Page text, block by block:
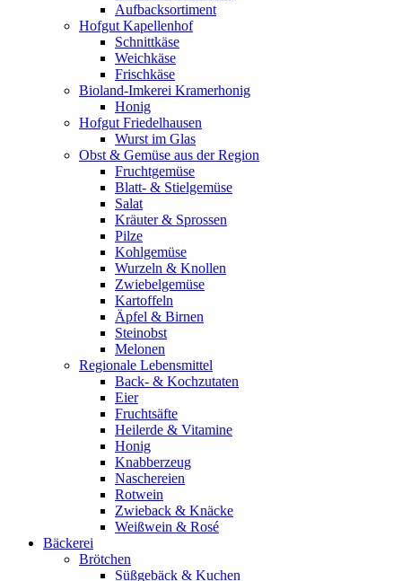
Aufbacksortiment
Hofgut Kapellenhof
Schnittkäse
Weichkäse
Frischkäse
Bioland-Imkerei Kramerhonig
Honig
Hofgut Friedelhausen
Wurst im Glas
Obst & Gemüse aus der Region
Fruchtgemüse
Blatt- & Stielgemüse
Salat
Kräuter & Sprossen
Pilze
Kohlgemüse
Wurzeln & Knollen
Zwiebelgemüse
Kartoffeln
Äpfel & Birnen
Steinobst
Melonen
Regionale Lebensmittel
Back- & Kochzutaten
Eier
Fruchtsäfte
Heilerde & Vitamine
Honig
Knabberzeug
Naschereien
Rotwein
Zwieback & Knäcke
Weißwein & Rosé
Bäckerei
Brötchen
Süßgebäck & Kuchen